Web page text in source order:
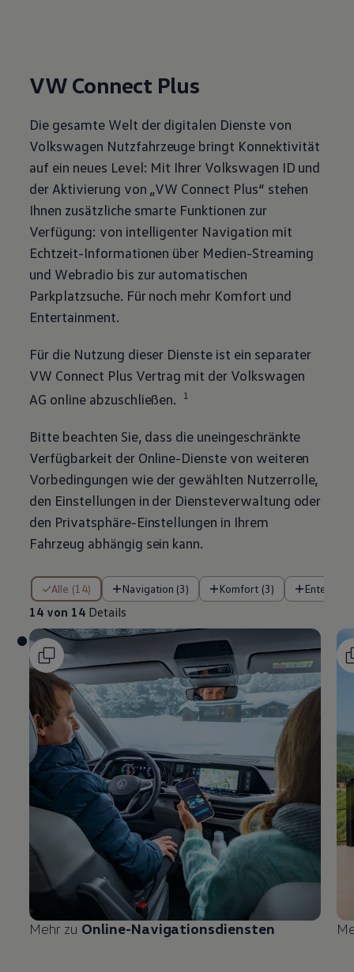
VW Connect Plus
Die gesamte Welt der digitalen Dienste von
Volkswagen Nutzfahrzeuge bringt Konnektivität
auf ein neues Level: Mit Ihrer Volkswagen ID und
der Aktivierung von „VW Connect Plus“ stehen
Ihnen zusätzliche smarte Funktionen zur
Verfügung: von intelligenter Navigation mit
Echtzeit-Informationen über Medien-Streaming
und Webradio bis zur automatischen
Parkplatzsuche. Für noch mehr Komfort und
Entertainment.
Für die Nutzung dieser Dienste ist ein separater
VW Connect Plus Vertrag mit der Volkswagen
AG online abzuschließen.
1
Bitte beachten Sie, dass die uneingeschränkte
Verfügbarkeit der Online-Dienste von weiteren
Vorbedingungen wie der gewählten Nutzerrolle,
den Einstellungen in der Diensteverwaltung oder
den Privatsphäre-Einstellungen in Ihrem
Fahrzeug abhängig sein kann.
Alle (14) Navigation (3) Komfort (3)
14 von 14 Details
14 von 14 Details
Mehr zu Online-Navigationsdiensten